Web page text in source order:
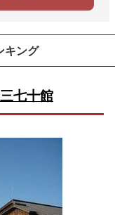
キング
七十館